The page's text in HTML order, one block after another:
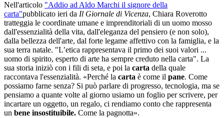
Nell'articolo "Addio ad Aldo Marchi il signore della
carta"pubblicato ieri da Il Giornale di Vicenza, Chiara Roverotto
tratteggia le coordinate umane e imprenditoriali di un uomo mosso
dall'essenzialità della vita, dall'eleganza del pensiero (e non solo),
dalla bellezza dell'arte, dal forte legame affettivo con la famiglia, e la
sua terra natale. "L’etica rappresentava il primo dei suoi valori ...
uomo di spirito, esperto di arte ha sempre creduto nella carta". La
sua storia iniziò con i fili di seta, e poi la carta della quale
raccontava l'essenzialità. «Perché la carta è come il pane. Come
possiamo farne senza? Si può parlare di progresso, tecnologia, ma se
pensiamo a quante volte al giorno usiamo un foglio per scrivere, per
incartare un oggetto, un regalo, ci rendiamo conto che rappresenta
un bene insostituibile. Come la pagnotta».